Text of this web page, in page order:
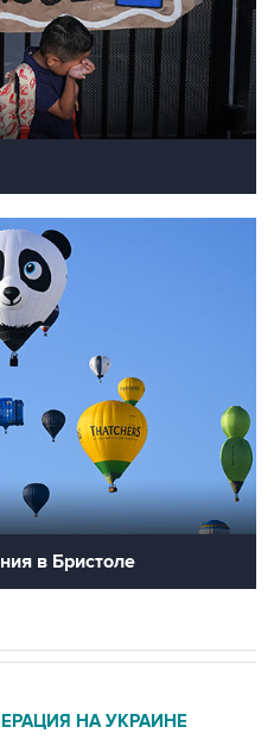
в Бристоле
на территории